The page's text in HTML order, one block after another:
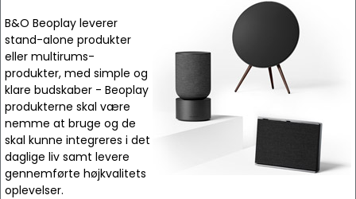
B&O Beoplay leverer
stand-alone produkter
eller multirums-
produkter, med simple og
klare budskaber - Beoplay
produkterne skal være
nemme at bruge og de
skal kunne integreres i det
daglige liv samt levere
gennemførte højkvalitets
oplevelser.